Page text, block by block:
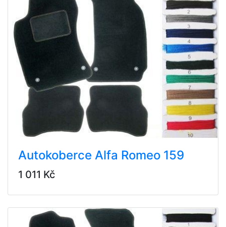
Autokoberce Alfa Romeo 159
1 011 Kč